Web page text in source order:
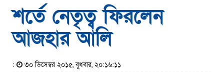
শর্তে নেতৃত্ব ফিরলেন
আজহার আলি
: ৩০ ডিসেম্বর ২০১৫, বুধবার, ২০:১৬:১১